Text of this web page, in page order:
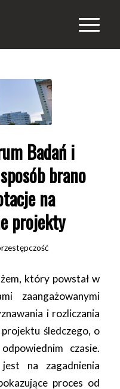
Badań i
brano
na
projekty
który powstał w
zaangażowanymi
i rozliczania
śledczego, o
czasie.
na zagadnienia
proces od